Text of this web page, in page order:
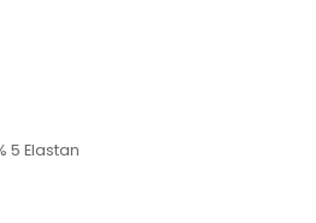
5 Elastan